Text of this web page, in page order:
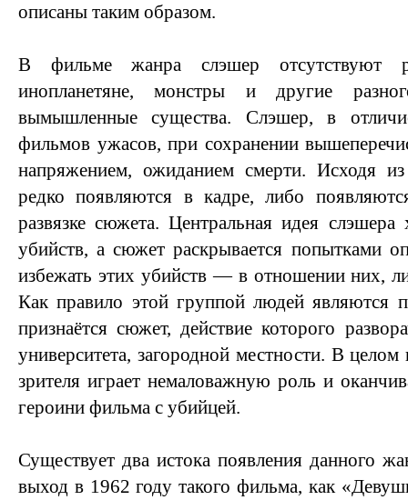
описаны таким образом.
В фильме жанра слэшер отсутствуют
инопланетяне, монстры и другие
вымышленные существа. Слэшер, в
фильмов ужасов, при сохранении
напряжением, ожиданием смерти. Исходя
редко появляются в кадре, либо
развязке сюжета. Центральная идея слэшера
убийств, а сюжет раскрывается попытками
избежать этих убийств — в отношении них,
Как правило этой группой людей являются
признаётся сюжет, действие которого
университета, загородной местности. В
зрителя играет немаловажную роль и
героини фильма с убийцей.
Существует два истока появления данного
выход в 1962 году такого фильма, как